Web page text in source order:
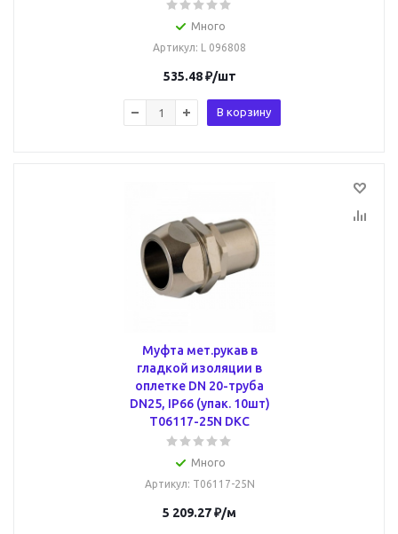
Много
Артикул: L 096808
535.48₽/шт
В корзину
Муфта мет.рукав в
гладкой изоляции в
оплетке DN 20-труба
DN25, IP66 (упак. 10шт)
T06117-25N DKC
Много
Артикул: T06117-25N
5 209.27₽/м